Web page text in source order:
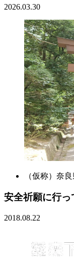
2026.03.30
（仮称）奈
安全祈願に行っ
2018.08.22